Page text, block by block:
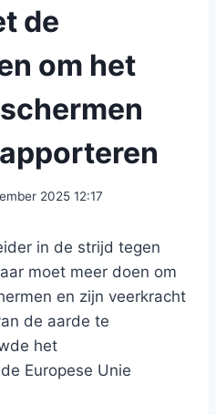
de
om het
2025 12:17
in de strijd tegen
moet meer doen om
en zijn veerkracht
de aarde te
het
Europese Unie